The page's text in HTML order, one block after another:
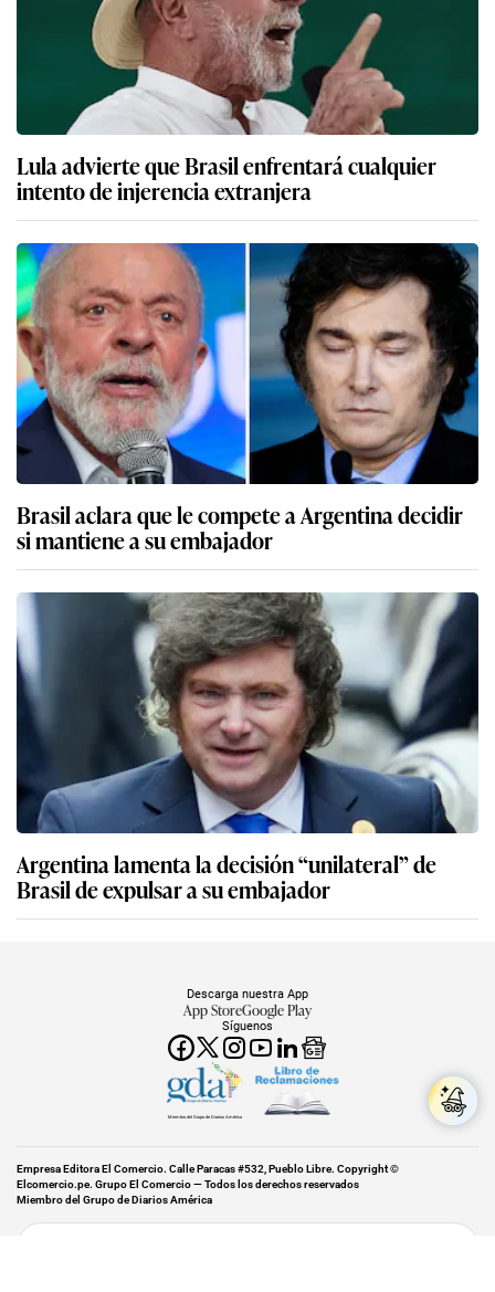
Lula advierte que Brasil enfrentará cualquier
intento de injerencia extranjera
Brasil aclara que le compete a Argentina decidir
si mantiene a su embajador
Argentina lamenta la decisión “unilateral” de
Brasil de expulsar a su embajador
Síguenos
Descarga nuestra App
App StoreGoogle Play
Miembro del Grupo de Diarios América
Empresa Editora El Comercio. Calle Paracas #532, Pueblo Libre. Copyright ©
Elcomercio.pe. Grupo El Comercio — Todos los derechos reservados
Miembro del Grupo de Diarios América